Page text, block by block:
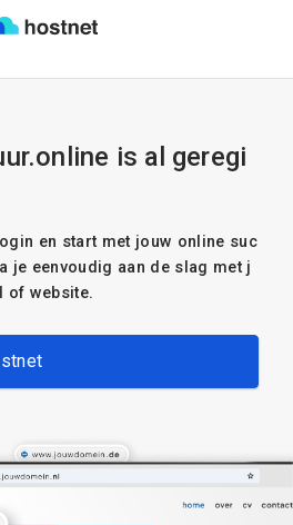
is al geregi
en start met jouw online suc
je eenvoudig aan de slag met j
of website.